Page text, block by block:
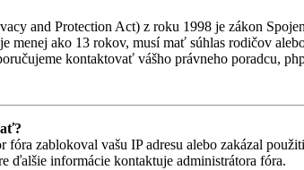
and Protection Act) z roku 1998 je zákon
menej ako 13 rokov, musí mať súhlas rodičov
kontaktovať vášho právneho poradcu,
fóra zablokoval vašu IP adresu alebo zakázal
ďalšie informácie kontaktuje administrátora fóra.